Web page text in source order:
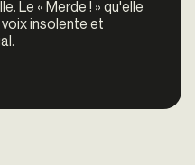
Le « Merde ! » qu'elle
insolente et